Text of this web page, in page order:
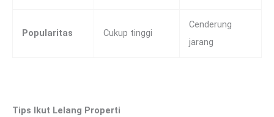
Popularitas Cukup tinggi
Cenderung
jarang
Tips Ikut Lelang Properti